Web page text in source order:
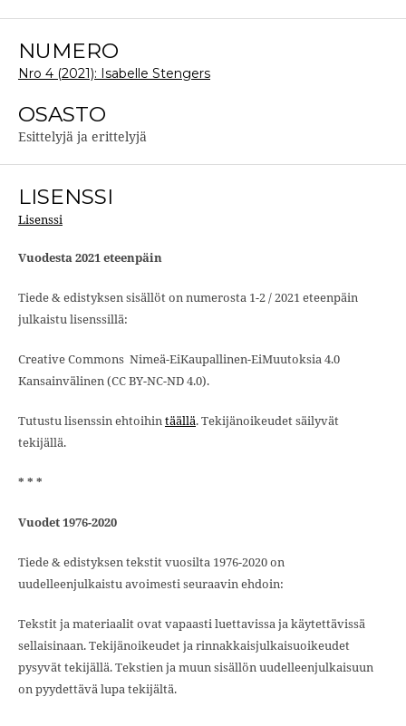
NUMERO
Nro 4 (2021): Isabelle Stengers
OSASTO
Esittelyjä ja erittelyjä
LISENSSI
Lisenssi
Vuodesta 2021 eteenpäin
Tiede & edistyksen sisällöt on numerosta 1-2 / 2021 eteenpäin
julkaistu lisenssillä:
Creative Commons Nimeä-EiKaupallinen-EiMuutoksia 4.0
Kansainvälinen (CC BY-NC-ND 4.0).
Tutustu lisenssin ehtoihintäällä. Tekijänoikeudet säilyvät
tekijällä.
* * *
Vuodet 1976-2020
Tiede & edistyksen tekstit vuosilta 1976-2020 on
uudelleenjulkaistu avoimesti seuraavin ehdoin:
Tekstit ja materiaalit ovat vapaasti luettavissa ja käytettävissä
sellaisinaan. Tekijänoikeudet ja rinnakkaisjulkaisuoikeudet
pysyvät tekijällä. Tekstien ja muun sisällön uudelleenjulkaisuun
on pyydettävä lupa tekijältä.